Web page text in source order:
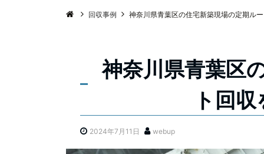
回収事例 神奈川県青葉区の住宅新築現場の定期ル
神奈川県青葉区
ト回
2024年7月11日 webup